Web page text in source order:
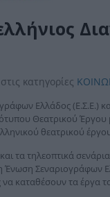
στις κατηγορίες
Ελλάδος (Ε.Σ.Ε.)
Θεατρικού Έργου
θεατρικού
τα τηλεοπτικά
Ένωση Σεναριογράφων
καταθέσουν τα έργα